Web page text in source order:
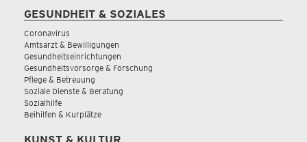
GESUNDHEIT & SOZIALES
Coronavirus
Amtsarzt & Bewilligungen
Gesundheitseinrichtungen
Gesundheitsvorsorge & Forschung
Pflege & Betreuung
Soziale Dienste & Beratung
Sozialhilfe
Beihilfen & Kurplätze